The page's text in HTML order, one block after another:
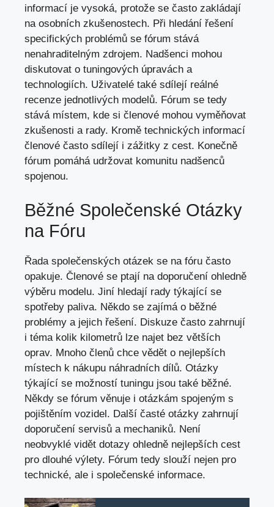
informací je vysoká, protože se často zakládají
na osobních zkušenostech. Při hledání řešení
specifických problémů se fórum stává
nenahraditelným zdrojem. Nadšenci mohou
diskutovat o tuningových úpravách a
technologiích. Uživatelé také sdílejí reálné
recenze jednotlivých modelů. Fórum se tedy
stává místem, kde si členové mohou vyměňovat
zkušenosti a rady. Kromě technických informací
členové často sdílejí i zážitky z cest. Konečně
fórum pomáhá udržovat komunitu nadšenců
spojenou.
Běžné Společenské Otázky
na Fóru
Řada společenských otázek se na fóru často
opakuje. Členové se ptají na doporučení ohledně
výběru modelu. Jiní hledají rady týkající se
spotřeby paliva. Někdo se zajímá o běžné
problémy a jejich řešení. Diskuze často zahrnují
i téma kolik kilometrů lze najet bez větších
oprav. Mnoho členů chce vědět o nejlepších
místech k nákupu náhradních dílů. Otázky
týkající se možností tuningu jsou také běžné.
Někdy se fórum věnuje i otázkám spojeným s
pojištěním vozidel. Další časté otázky zahrnují
doporučení servisů a mechaniků. Není
neobvyklé vidět dotazy ohledně nejlepších cest
pro dlouhé výlety. Fórum tedy slouží nejen pro
technické, ale i společenské informace.